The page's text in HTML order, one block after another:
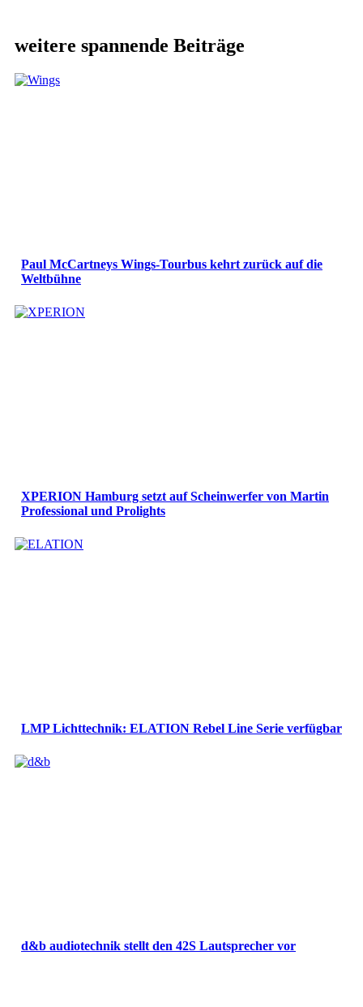
weitere spannende Beiträge
Paul McCartneys Wings-Tourbus kehrt zurück auf die
Weltbühne
XPERION Hamburg setzt auf Scheinwerfer von Martin
Professional und Prolights
LMP Lichttechnik: ELATION Rebel Line Serie verfügbar
d&b audiotechnik stellt den 42S Lautsprecher vor